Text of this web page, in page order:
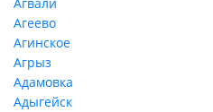
Агеево
Агинское
Агрыз
Адамовка
Адыгейск